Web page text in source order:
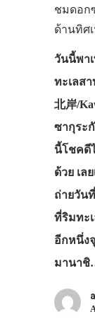
ชมดอก
ด้านทิศ
วันนี้พา
ทะเลส
北岸/
ซากุระ
นี้โชคดี
ด้วย เล
ถ่ายวัน
ที่ริมทะ
อีกหนึ่ง
มานาชิ